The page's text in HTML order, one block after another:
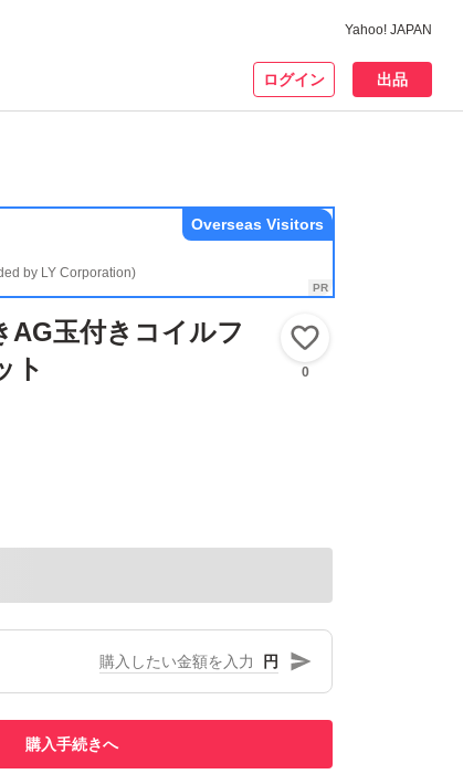
Yahoo! JAPAN
ログイン 出品
by LY Corporation)
Overseas Visitors
AG玉付きコイルフ
ト
0
円
購入手続きへ